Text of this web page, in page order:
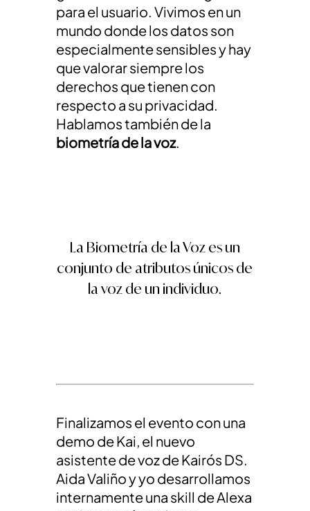
para el usuario. Vivimos en un
mundo donde los datos son
especialmente sensibles y hay
que valorar siempre los
derechos que tienen con
respecto a su privacidad.
Hablamos también de la
biometría de la voz.
La Biometría de la Voz es un
conjunto de atributos únicos de
la voz de un individuo.
Finalizamos el evento con una
demo de Kai, el nuevo
asistente de voz de Kairós DS.
Aida Valiño y yo desarrollamos
internamente una skill de Alexa